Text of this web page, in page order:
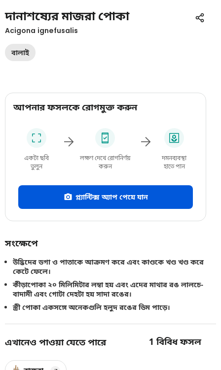
দানাশষ্যের মাজরা পোকা
Acigona ignefusalis
বালাই
আপনার ফসলকে রোগমুক্ত করুন
একটা ছবি
তুলুন
লক্ষণ দেখে রোগনির্ণয়
করুন
দমনব্যবস্থা
হাতে পান
প্ল্যান্টিক্স অ্যাপ পেয়ে যান
সংক্ষেপে
উদ্ভিদের ডগা ও পাতাকে আক্রমণ করে এবং কাণ্ডকে খণ্ড খণ্ড করে
কেটে ফেলে।
কীড়াপোকা ২০ মিলিমিটার লম্বা হয় এবং এদের মাথার রঙ লালচে-
বাদামী এবং গোটা দেহটা হয় সাদা রঙের।
স্ত্রী পোকা একসঙ্গে অনেকগুলি হলুদ রঙের ডিম পাড়ে।
এখানেও পাওয়া যেতে পারে 1বিবিধ ফসল